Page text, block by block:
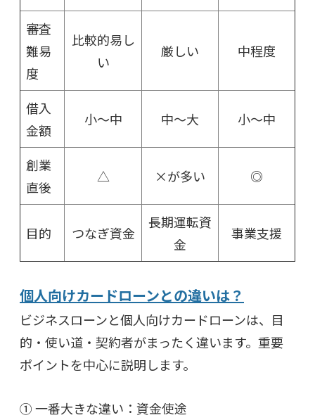
審査
難易
度
比較的易し
い
厳しい 中程度
借入
金額
小～中 中～大 小～中
創業
直後
△ ×が多い ◎
目的 つなぎ資金
長期運転資
金
事業支援
個人向けカードローンとの違いは？
ビジネスローンと個人向けカードローンは、 目
的・使い道・契約者がまったく違います。重要
ポイントを中心に説明します。
① 一番大きな違い：資金使途